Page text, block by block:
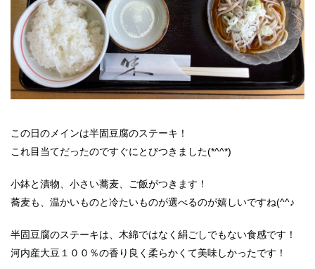
この日のメインは半固豆腐のステーキ！
これ目当てだったのですぐにとびつきました(*^^*)
小鉢と漬物、小さい蕎麦、ご飯がつきます！
蕎麦も、温かいものと冷たいものが選べるのが嬉しいですね(^^♪
半固豆腐のステーキは、木綿ではなく絹ごしでもない食感です！
河内産大豆１００％の香り良く柔らかくて美味しかったです！